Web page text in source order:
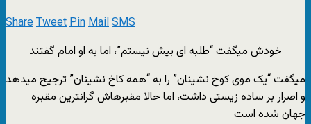
ShareTweetPinMailSMS
خودش میگفت “طلبه ای بیش نیستم”، اما به او امام گفتند
میگفت “یک موی کوخ نشینان” را به “همه کاخ نشینان” ترجیح میدهد
و اصرار بر ساده زیستی داشت، اما حالا مقبرهاش گرانترین مقبره
جهان شده است